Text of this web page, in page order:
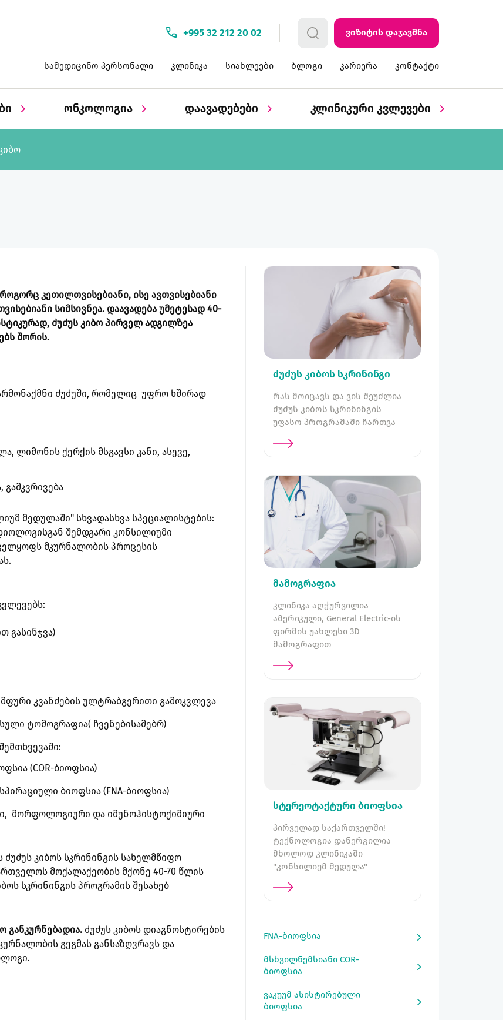
+995 32 212 20 02 ვიზიტის დაჯავშნა
სამედიცინო პერსონალი კლინიკა სიახლეები ბლოგი კარიერა კონტაქტი
ონკოლოგია დაავადებები კლინიკური კვლევები
ძუძუს კიბოს სკრინინგი
რას მოიცავს და ვის შეუძლია
ძუძუს კიბოს სკრინინგის
უფასო პროგრამაში ჩართვა
მამოგრაფია
კლინიკა აღჭურვილია
ამერიკული, General Electric-ის
ფირმის უახლესი 3D
მამოგრაფით
სტერეოტაქტური ბიოფსია
პირველად საქართველში!
ტექნოლოგია დანერგილია
მხოლოდ კლინიკაში
"კონსილიუმ მედულა"
FNA-ბიოფსია
მსხვილნემსიანი COR-
ბიოფსია
ვაკუუმ ასისტირებული
ბიოფსია
კეთილთვისებიანი, ისე ავთვისებიანი
სიმსივნეა. დაავადება უმეტესად 40-
ძუძუს კიბო პირველ ადგილზეა
შორის.
ძუძუში, რომელიც უფრო ხშირად
ლიმონის ქერქის მსგავსი კანი, ასევე,
მედულაში" სხვადასხვა სპეციალისტების:
შემდგარი კონსილიუმი
მკურნალობის პროცესის
გასინჯვა)
კვანძების ულტრაბგერითი გამოკვლევა
ტომოგრაფია( ჩვენებისამებრ)
(COR-ბიოფსია)
ბიოფსია (FNA-ბიოფსია)
მორფოლოგიური და იმუნოჰისტოქიმიური
კიბოს სკრინინგის სახელმწიფო
მოქალაქეობის მქონე 40-70 წლის
სკრინინგის პროგრამის შესახებ
განკურნებადია. ძუძუს კიბოს დიაგნოსტირების
გეგმას განსაზღვრავს და